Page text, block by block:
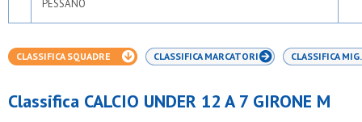
CLASSIFICA SQUADRE CLASSIFICA MARCATORI CLASSIFICA
Classifica CALCIO UNDER 12 A 7 GIRONE M